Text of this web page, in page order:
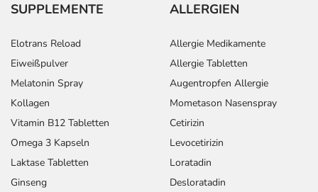
SUPPLEMENTE
Elotrans Reload
Eiweißpulver
Melatonin Spray
Kollagen
Vitamin B12 Tabletten
Omega 3 Kapseln
Laktase Tabletten
Ginseng
ALLERGIEN
Allergie Medikamente
Allergie Tabletten
Augentropfen Allergie
Mometason Nasenspray
Cetirizin
Levocetirizin
Loratadin
Desloratadin